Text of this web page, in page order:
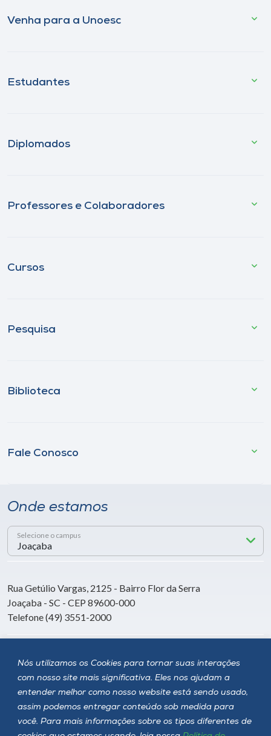
Nós utilizamos os Cookies para tornar suas interações
com nosso site mais significativa. Eles nos ajudam a
entender melhor como nosso website está sendo usado,
assim podemos entregar conteúdo sob medida para
você. Para mais informações sobre os tipos diferentes de
Venha para a Unoesc
Estudantes
Diplomados
Professores e Colaboradores
Cursos
Pesquisa
Biblioteca
Fale Conosco
Onde estamos
Selecione o campus
Rua Getúlio Vargas, 2125 - Bairro Flor da Serra
Joaçaba - SC - CEP 89600-000
Telefone (49) 3551-2000
Siga a Unoesc